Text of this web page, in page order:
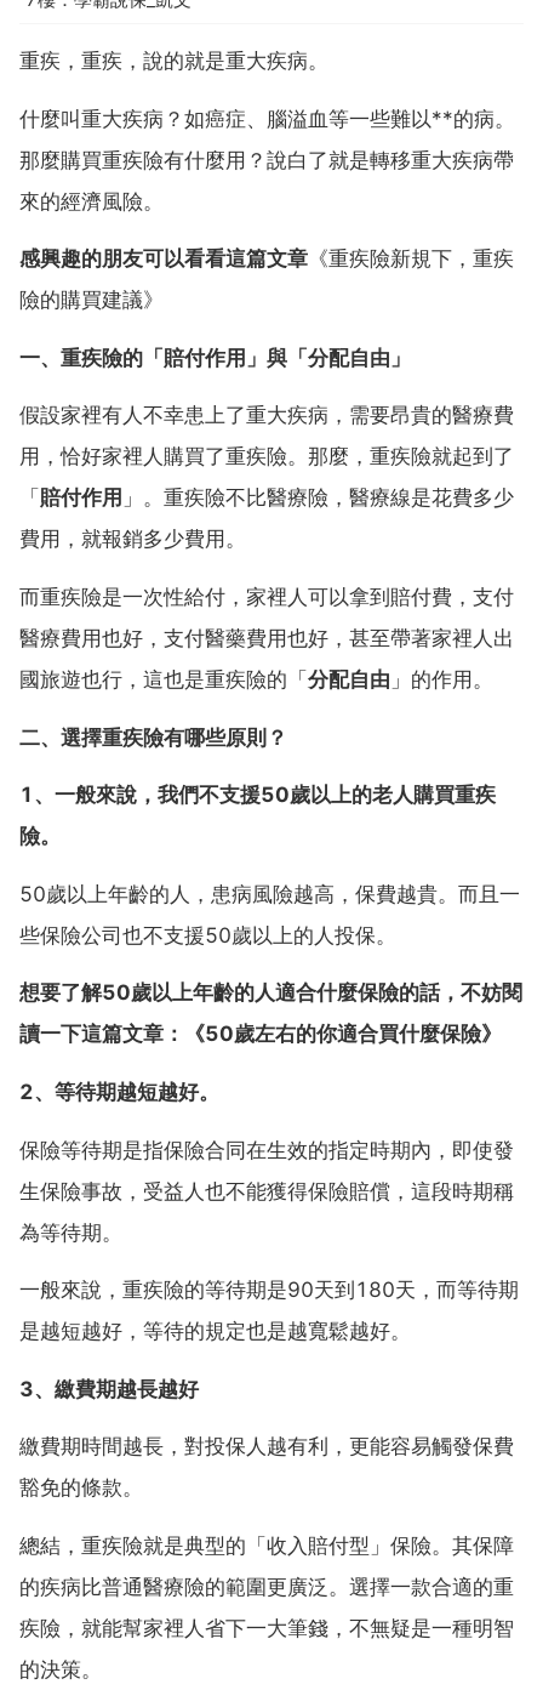
重疾，重疾，說的就是重大疾病。
什麼叫重大疾病？如癌症、腦溢血等一些難以**的病。
那麼購買重疾險有什麼用？說白了就是轉移重大疾病帶
來的經濟風險。
感興趣的朋友可以看看這篇文章 《重疾險新規下，重疾
險的購買建議》
一、重疾險的「賠付作用」與「分配自由」
假設家裡有人不幸患上了重大疾病，需要昂貴的醫療費
用，恰好家裡人購買了重疾險。那麼，重疾險就起到了
「 賠付作用 」。重疾險不比醫療險，醫療線是花費多少
費用，就報銷多少費用。
而重疾險是一次性給付，家裡人可以拿到賠付費，支付
醫療費用也好，支付醫藥費用也好，甚至帶著家裡人出
國旅遊也行，這也是重疾險的「 分配自由 」的作用。
二、選擇重疾險有哪些原則？
1、一般來說，我們不支援50歲以上的老人購買重疾
險。
50歲以上年齡的人，患病風險越高，保費越貴。而且一
些保險公司也不支援50歲以上的人投保。
想要了解50歲以上年齡的人適合什麼保險的話，不妨閱
讀一下這篇文章：《50歲左右的你適合買什麼保險》
2、等待期越短越好。
保險等待期是指保險合同在生效的指定時期內，即使發
生保險事故，受益人也不能獲得保險賠償，這段時期稱
為等待期。
一般來說，重疾險的等待期是90天到180天，而等待期
是越短越好，等待的規定也是越寬鬆越好。
3、繳費期越長越好
繳費期時間越長，對投保人越有利，更能容易觸發保費
豁免的條款。
總結，重疾險就是典型的「收入賠付型」保險。其保障
的疾病比普通醫療險的範圍更廣泛。選擇一款合適的重
疾險，就能幫家裡人省下一大筆錢，不無疑是一種明智
的決策。